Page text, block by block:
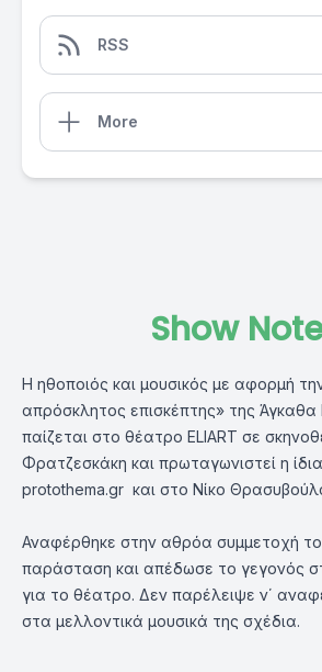
RSS
More
Show
Η ηθοποιός και μουσικός με αφορμή
απρόσκλητος επισκέπτης» της Άγκαθα
παίζεται στο θέατρο ELIART σε
Φρατζεσκάκη και πρωταγωνιστεί η
protothema.gr και στο Νίκο
Αναφέρθηκε στην αθρόα συμμετοχή
παράσταση και απέδωσε το γεγονός
για το θέατρο. Δεν παρέλειψε ν΄
στα μελλοντικά μουσικά της σχέδια.